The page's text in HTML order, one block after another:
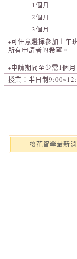
1個月
2個月
3個月
※可任意選擇參加上午
所有申請者的希望。
※申請期間至少需1個
授業：半日制
櫻花留學最新